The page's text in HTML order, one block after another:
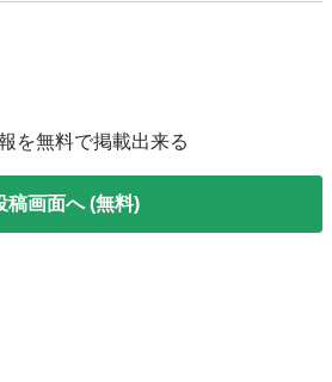
を無料で掲載出来る
稿画面へ (無料)